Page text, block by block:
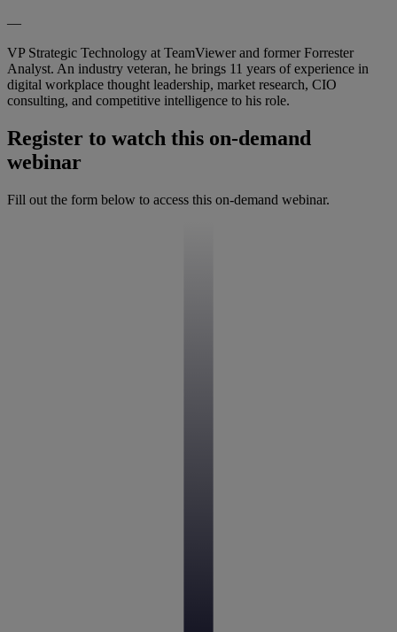
—
VP Strategic Technology at TeamViewer and former Forrester
Analyst. An industry veteran, he brings 11 years of experience in
digital workplace thought leadership, market research, CIO
consulting, and competitive intelligence to his role.
Register to watch this on-demand
webinar
Fill out the form below to access this on-demand webinar.